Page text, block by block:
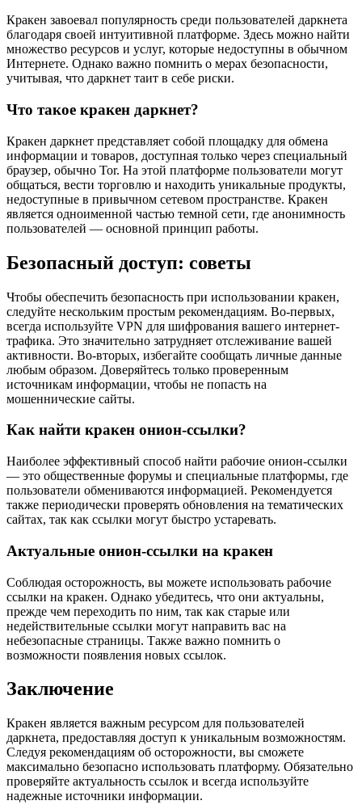
Кракен завоевал популярность среди пользователей даркнета
благодаря своей интуитивной платформе. Здесь можно найти
множество ресурсов и услуг, которые недоступны в обычном
Интернете. Однако важно помнить о мерах безопасности,
учитывая, что даркнет таит в себе риски.
Что такое кракен даркнет?
Кракен даркнет представляет собой площадку для обмена
информации и товаров, доступная только через специальный
браузер, обычно Tor. На этой платформе пользователи могут
общаться, вести торговлю и находить уникальные продукты,
недоступные в привычном сетевом пространстве. Кракен
является одноименной частью темной сети, где анонимность
пользователей — основной принцип работы.
Безопасный доступ: советы
Чтобы обеспечить безопасность при использовании кракен,
следуйте нескольким простым рекомендациям. Во-первых,
всегда используйте VPN для шифрования вашего интернет-
трафика. Это значительно затрудняет отслеживание вашей
активности. Во-вторых, избегайте сообщать личные данные
любым образом. Доверяйтесь только проверенным
источникам информации, чтобы не попасть на
мошеннические сайты.
Как найти кракен онион-ссылки?
Наиболее эффективный способ найти рабочие онион-ссылки
— это общественные форумы и специальные платформы, где
пользователи обмениваются информацией. Рекомендуется
также периодически проверять обновления на тематических
сайтах, так как ссылки могут быстро устаревать.
Актуальные онион-ссылки на кракен
Соблюдая осторожность, вы можете использовать рабочие
ссылки на кракен. Однако убедитесь, что они актуальны,
прежде чем переходить по ним, так как старые или
недействительные ссылки могут направить вас на
небезопасные страницы. Также важно помнить о
возможности появления новых ссылок.
Заключение
Кракен является важным ресурсом для пользователей
даркнета, предоставляя доступ к уникальным возможностям.
Следуя рекомендациям об осторожности, вы сможете
максимально безопасно использовать платформу. Обязательно
проверяйте актуальность ссылок и всегда используйте
надежные источники информации.